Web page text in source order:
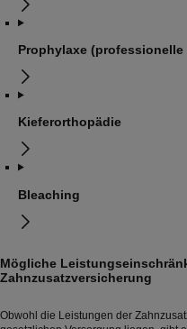
Prophylaxe
Kieferorthopädie
Bleaching
Mögliche
Zahnzusatzversicherung
Obwohl die Leistungen der